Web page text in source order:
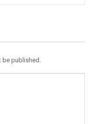
be published.